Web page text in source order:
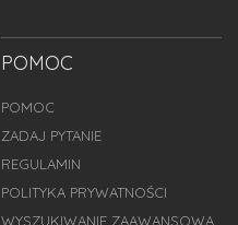
POMOC
POMOC
ZADAJ PYTANIE
REGULAMIN
POLITYKA PRYWATNOŚCI
WYSZUKIWANIE ZAAWANSOWA